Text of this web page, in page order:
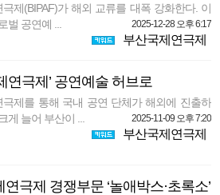
극제(BIPAF)가 해외 교류를 대폭 강화한다. 이
벌 공연예 ...
2025-12-28 오후 6:17
부산국제연극제
연극제’ 공연예술 허브로
극제를 통해 국내 공연 단체가 해외에 진출하
게 늘어 부산이 ...
2025-11-09 오후 7:20
부산국제연극제
극제 경쟁부문 ‘놀애박스·초록소’